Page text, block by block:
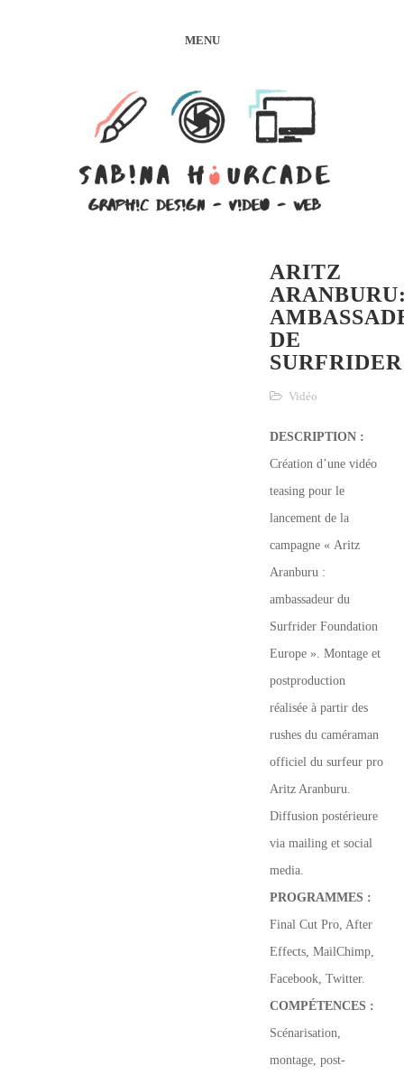
MENU
ARITZ
DE
SURFRIDER
Vidéo
DESCRIPTION :
Création d’une vidéo
teasing pour le
lancement de la
campagne « Aritz
Aranburu :
ambassadeur du
Surfrider Foundation
Europe ». Montage et
postproduction
réalisée à partir des
rushes du caméraman
officiel du surfeur pro
Aritz Aranburu.
Diffusion postérieure
via mailing et social
media.
PROGRAMMES :
Final Cut Pro, After
Effects, MailChimp,
Facebook, Twitter.
COMPÉTENCES :
Scénarisation,
montage, post-